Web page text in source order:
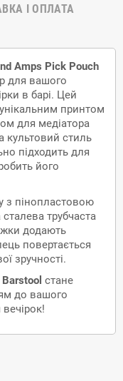
І ОПЛАТА
Amps Pick Pouch
для вашого
в барі. Цей
принтом
для медіатора
культовий стиль
підходить для
його
з пінопластовою
трубчаста
додають
повертається
зручності.
стане
до вашого
вечірок!